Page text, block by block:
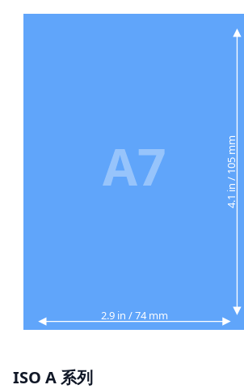
2.9 in / 74 mm
4.1 in / 105 mm
A7
ISO A 系列